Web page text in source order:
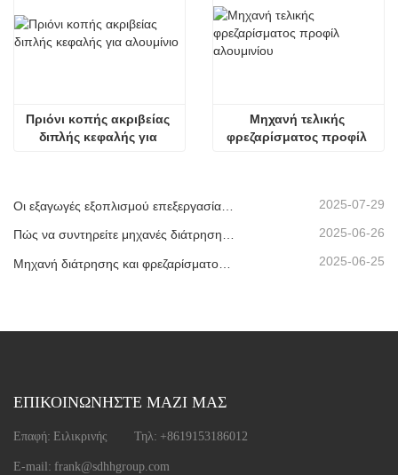
Πριόνι κοπής ακριβείας
διπλής κεφαλής για
Μηχανή τελικής
φρεζαρίσματος προφίλ
2025-07-29
Πώς να συντηρείτε μηχανές διάτρησης και φρεζαρίσματος CNC; 2025-06-26
2025-06-25
ΕΠΙΚΟΙΝΩΝΗΣΤΕ ΜΑΖΙ ΜΑΣ
Επαφή: Ειλικρινής Τηλ: +8619153186012
E-mail: frank@sdhhgroup.com